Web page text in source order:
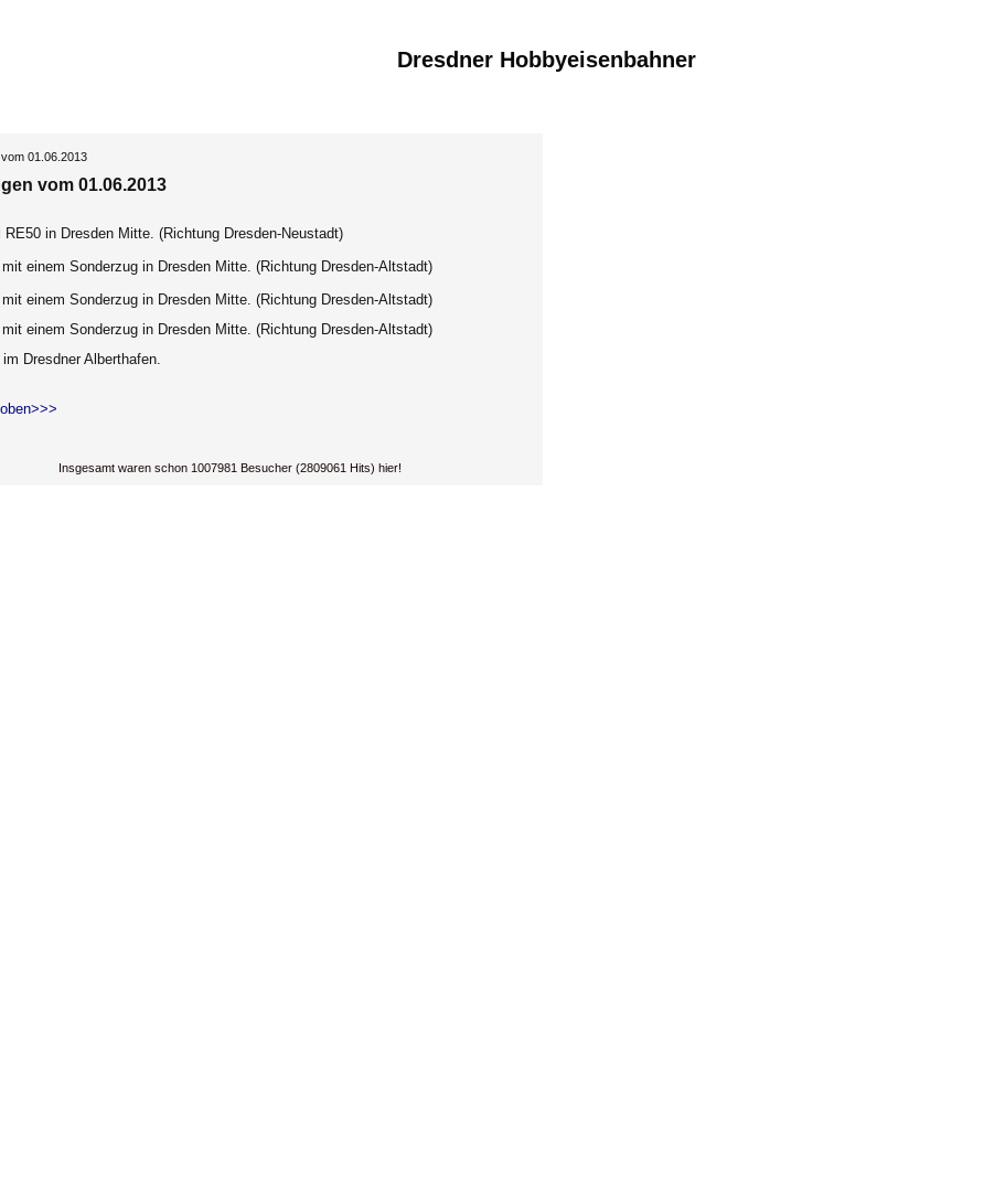
Dresdner Hobbyeisenbahner
01.06.2013
vom 01.06.2013
RE50 in Dresden Mitte. (Richtung Dresden-Neustadt)
mit einem Sonderzug in Dresden Mitte. (Richtung Dresden-Altstadt)
mit einem Sonderzug in Dresden Mitte. (Richtung Dresden-Altstadt)
mit einem Sonderzug in Dresden Mitte. (Richtung Dresden-Altstadt)
Dresdner Alberthafen.
Insgesamt waren schon 1007981 Besucher (2809061 Hits) hier!